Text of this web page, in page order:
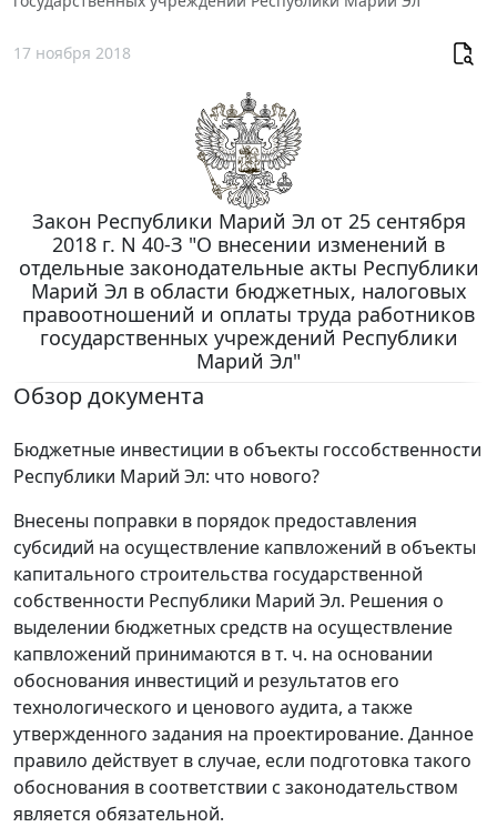
17 ноября 2018
Закон Республики Марий Эл от 25 сентября
2018 г. N 40-З "О внесении изменений в
отдельные законодательные акты Республики
Марий Эл в области бюджетных, налоговых
правоотношений и оплаты труда работников
государственных учреждений Республики
Марий Эл"
Обзор документа
Бюджетные инвестиции в объекты госсобственности
Республики Марий Эл: что нового?
Внесены поправки в порядок предоставления
субсидий на осуществление капвложений в объекты
капитального строительства государственной
собственности Республики Марий Эл. Решения о
выделении бюджетных средств на осуществление
капвложений принимаются в т. ч. на основании
обоснования инвестиций и результатов его
технологического и ценового аудита, а также
утвержденного задания на проектирование. Данное
правило действует в случае, если подготовка такого
обоснования в соответствии с законодательством
является обязательной.